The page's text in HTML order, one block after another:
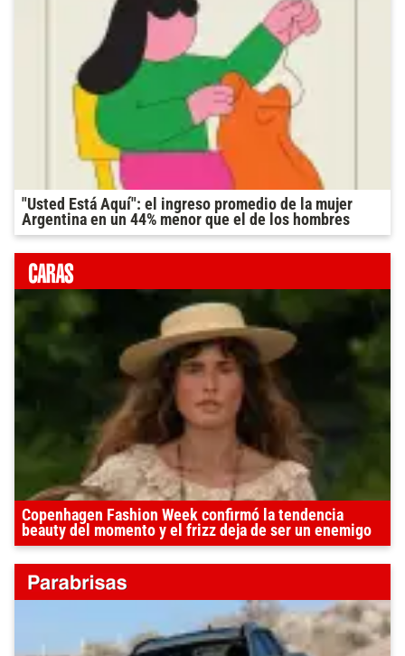
"Usted Está Aquí": el ingreso promedio de la mujer
Argentina en un 44% menor que el de los hombres
Copenhagen Fashion Week confirmó la tendencia
beauty del momento y el frizz deja de ser un enemigo